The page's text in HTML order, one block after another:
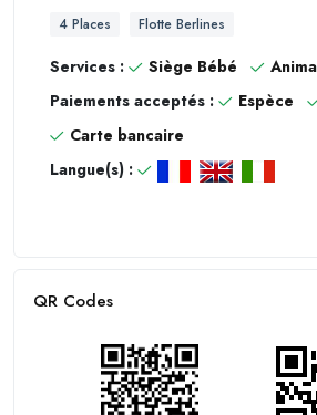
4 Places Flotte Berlines
Services : Siège Bébé
Paiements acceptés :
Espèce
Carte bancaire
Langue(s) :
QR Codes